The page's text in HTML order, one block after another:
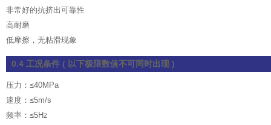
非常好的抗挤出可靠性
高耐磨
低摩擦，无粘滑现象
0.4 工况条件 ( 以下极限数值不可同时出现 )
压力：≤40MPa
速度：≤5m/s
频率：≤5Hz